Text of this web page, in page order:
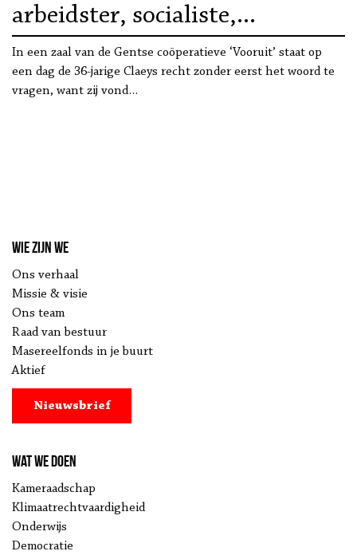
arbeidster, socialiste,
feministe. Voor wie het
persoonlijke politiek was
In een zaal van de Gentse coöperatieve ‘Vooruit’ staat op
een dag de 36-jarige Claeys recht zonder eerst het woord te
vragen, want zij vond…
Wie zijn we
Ons verhaal
Missie & visie
Ons team
Raad van bestuur
Masereelfonds in je buurt
Aktief
Nieuwsbrief
Wat we doen
Kameraadschap
Klimaatrechtvaardigheid
Onderwijs
Democratie